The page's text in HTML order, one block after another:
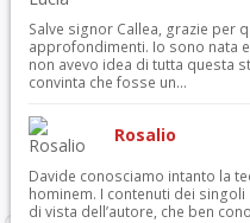
Salve signor Callea, grazie per
approfondimenti. Io sono nata
non avevo idea di tutta questa
convinta che fosse un...
Rosalio
Davide conosciamo intanto la
hominem. I contenuti dei
di vista dell’autore, che ben